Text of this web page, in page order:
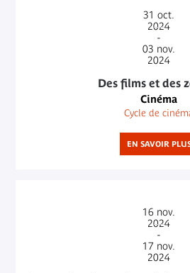
31 oct.
2024
-
03 nov.
2024
Des films et des
Cinéma
Cycle de
EN SAVOIR
16 nov.
2024
-
17 nov.
2024